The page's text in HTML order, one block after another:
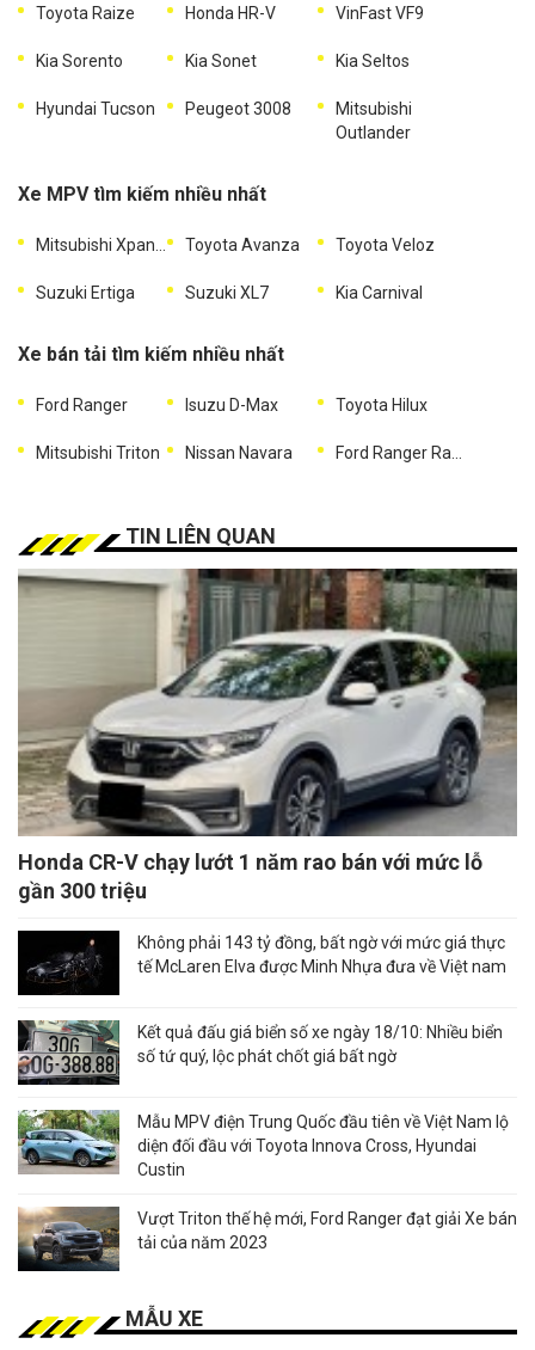
Toyota Raize Honda HR-V VinFast VF9
Kia Sorento Kia Sonet Kia Seltos
Hyundai Tucson Peugeot 3008
Mitsubishi
Outlander
Xe MPV tìm kiếm nhiều nhất
Toyota Avanza Toyota Veloz
Suzuki Ertiga Suzuki XL7 Kia Carnival
Xe bán tải tìm kiếm nhiều nhất
Ford Ranger Isuzu D-Max Toyota Hilux
Mitsubishi Triton Nissan Navara
TIN LIÊN QUAN
Honda CR-V chạy lướt 1 năm rao bán với mức lỗ
gần 300 triệu
Không phải 143 tỷ đồng, bất ngờ với mức giá thực
tế McLaren Elva được Minh Nhựa đưa về Việt nam
Kết quả đấu giá biển số xe ngày 18/10: Nhiều biển
số tứ quý, lộc phát chốt giá bất ngờ
Mẫu MPV điện Trung Quốc đầu tiên về Việt Nam lộ
diện đối đầu với Toyota Innova Cross, Hyundai
Custin
Vượt Triton thế hệ mới, Ford Ranger đạt giải Xe bán
tải của năm 2023
MẪU XE